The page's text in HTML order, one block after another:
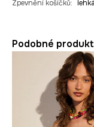
Zpevnění košíčků:
Podobné